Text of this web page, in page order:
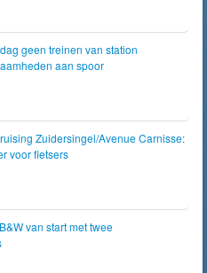
geen treinen van station
aan spoor
Zuidersingel/Avenue Carnisse:
voor fietsers
van start met twee